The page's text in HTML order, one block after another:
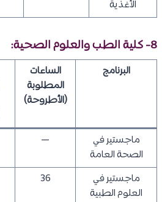
الأغذية
8- كلية الطب والعلوم الصحية:
البرنامج
الساعات
المطلوبة
(الأطروحة)
ماجستير في
الصحة العامة
—
ماجستير في
العلوم الطبية
36